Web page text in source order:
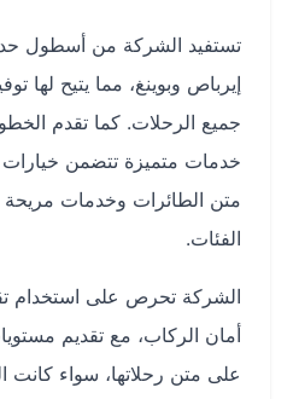
تستفيد الشركة من أسطول حديث
إيرباص وبوينغ، مما يتيح لها توفير
جميع الرحلات. كما تقدم الخطوط
خدمات متميزة تتضمن خيارات
متن الطائرات وخدمات مريحة
الفئات.
الشركة تحرص على استخدام
أمان الركاب، مع تقديم مستويات
على متن رحلاتها، سواء كانت